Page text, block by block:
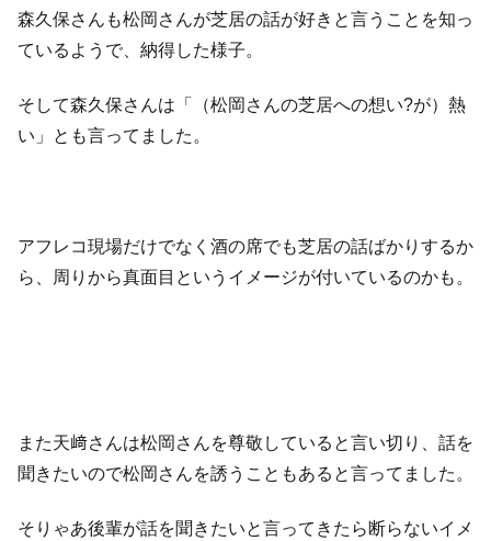
森久保さんも松岡さんが芝居の話が好きと言うことを知っ
ているようで、納得した様子。
そして森久保さんは「（松岡さんの芝居への想い?が）熱
い」とも言ってました。
アフレコ現場だけでなく酒の席でも芝居の話ばかりするか
ら、周りから真面目というイメージが付いているのかも。
また天﨑さんは松岡さんを尊敬していると言い切り、話を
聞きたいので松岡さんを誘うこともあると言ってました。
そりゃあ後輩が話を聞きたいと言ってきたら断らないイメ